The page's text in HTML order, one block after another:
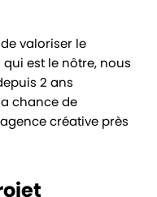
valoriser le
est le nôtre, nous
2 ans
chance de
créative près